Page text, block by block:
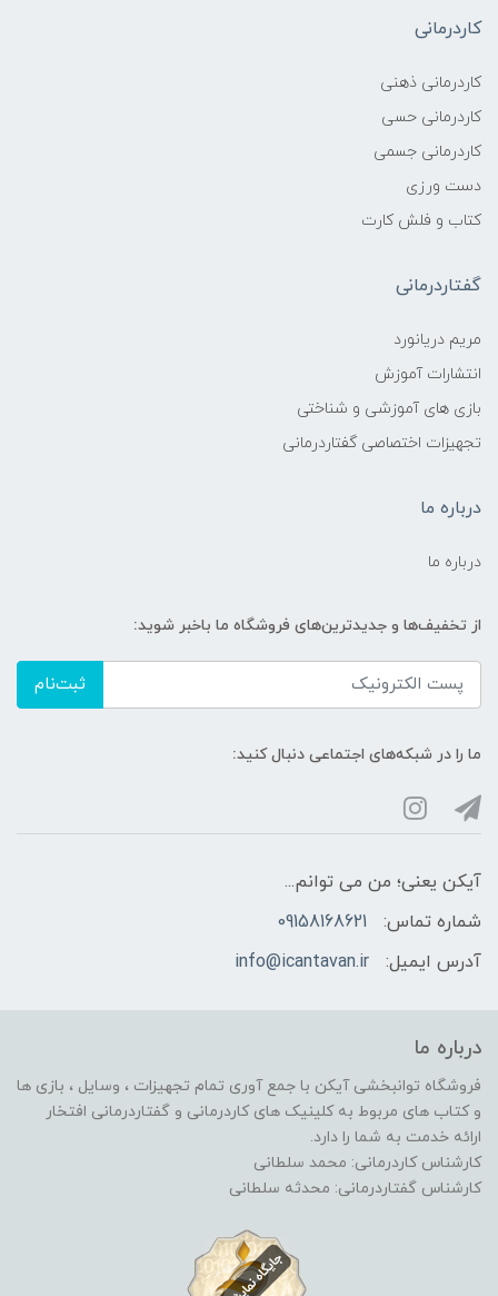
کاردرمانی
کاردرمانی ذهنی
کاردرمانی حسی
کاردرمانی جسمی
دست ورزی
کتاب و فلش کارت
گفتاردرمانی
مریم دریانورد
انتشارات آموزش
بازی های آموزشی و شناختی
تجهیزات اختصاصی گفتاردرمانی
درباره ما
درباره ما
از تخفیف‌ها و جدیدترین‌های فروشگاه ما باخبر شوید:
ثبت‌نام
ما را در شبکه‌های اجتماعی دنبال کنید:
آیکن یعنی؛ من می توانم...
شماره تماس:
09158168621
آدرس ایمیل:
info@icantavan.ir
درباره ما
فروشگاه توانبخشی آیکن با جمع آوری تمام تجهیزات ، وسایل ، بازی ها
و کتاب های مربوط به کلینیک های کاردرمانی و گفتاردرمانی افتخار
ارائه خدمت به شما را دارد.
کارشناس کاردرمانی: محمد سلطانی
کارشناس گفتاردرمانی: محدثه سلطانی